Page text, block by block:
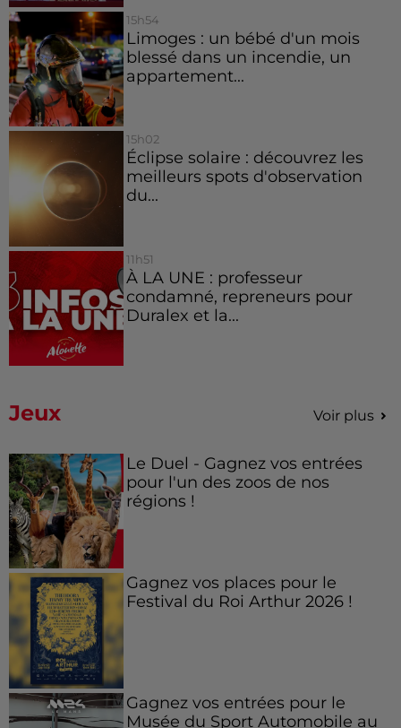
15h54
Limoges : un bébé d'un mois
blessé dans un incendie, un
appartement...
15h02
Éclipse solaire : découvrez les
meilleurs spots d'observation
du...
11h51
À LA UNE : professeur
condamné, repreneurs pour
Duralex et la...
Jeux Voir plus
Le Duel - Gagnez vos entrées
pour l'un des zoos de nos
régions !
Gagnez vos places pour le
Festival du Roi Arthur 2026 !
Gagnez vos entrées pour le
Musée du Sport Automobile au